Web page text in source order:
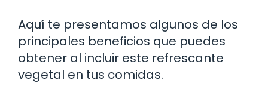
Aquí te presentamos algunos de los
principales beneficios que puedes
obtener al incluir este refrescante
vegetal en tus comidas.